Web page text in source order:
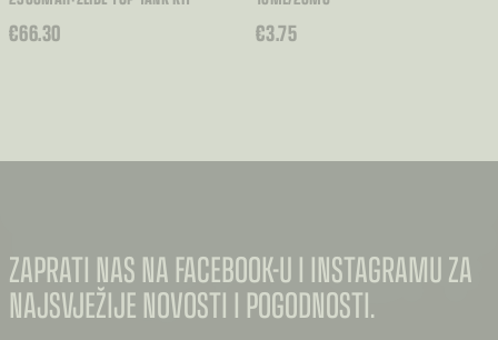
€66.30 €3.75
ZAPRATI NAS NA FACEBOOK-U I INSTAGRAMU ZA
NAJSVJEŽIJE NOVOSTI I POGODNOSTI.